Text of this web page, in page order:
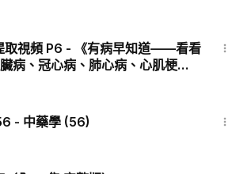
取視頻 P6 - 《有病早知道——看看
病、冠心病、肺心病、心肌梗
梗死
- 中藥學 (56)